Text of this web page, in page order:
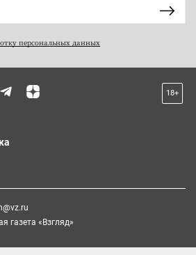
персональных данных
18+
газета «Взгляд»